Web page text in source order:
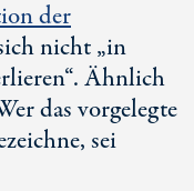
der
nicht „in
Ähnlich
das vorgelegte
sei